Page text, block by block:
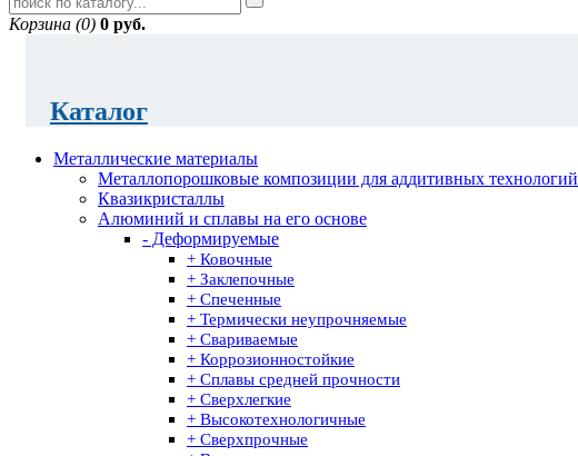
Корзина (0) 0 руб.
Каталог
Металлические материалы
Металлопорошковые композиции для аддитивных технологий
Квазикристаллы
Алюминий и сплавы на его основе
- Деформируемые
+ Ковочные
+ Заклепочные
+ Спеченные
+ Термически неупрочняемые
+ Свариваемые
+ Коррозионностойкие
+ Сплавы средней прочности
+ Сверхлегкие
+ Высокотехнологичные
+ Сверхпрочные